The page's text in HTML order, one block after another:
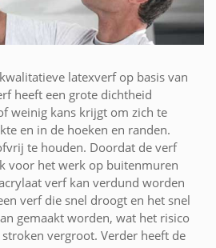
latexverf op basis van
heeft een grote dichtheid
weinig kans krijgt om zich te
en in de hoeken en randen.
te houden. Doordat de verf
voor het werk op buitenmuren
verf kan verdund worden
verf die snel droogt en het snel
gemaakt worden, wat het risico
vergroot. Verder heeft de